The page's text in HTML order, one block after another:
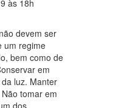
às 18h
devem ser
um regime
bem como de
em
luz. Manter
tomar em
dos